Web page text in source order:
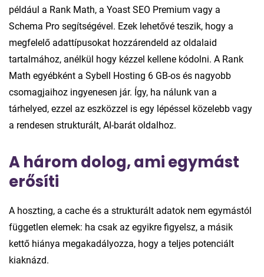
például a Rank Math, a Yoast SEO Premium vagy a
Schema Pro segítségével. Ezek lehetővé teszik, hogy a
megfelelő adattípusokat hozzárendeld az oldalaid
tartalmához, anélkül hogy kézzel kellene kódolni. A Rank
Math egyébként a Sybell Hosting 6 GB-os és nagyobb
csomagjaihoz ingyenesen jár. Így, ha nálunk van a
tárhelyed, ezzel az eszközzel is egy lépéssel közelebb vagy
a rendesen strukturált, AI-barát oldalhoz.
A három dolog, ami egymást
erősíti
A hoszting, a cache és a strukturált adatok nem egymástól
független elemek: ha csak az egyikre figyelsz, a másik
kettő hiánya megakadályozza, hogy a teljes potenciált
kiaknázd.